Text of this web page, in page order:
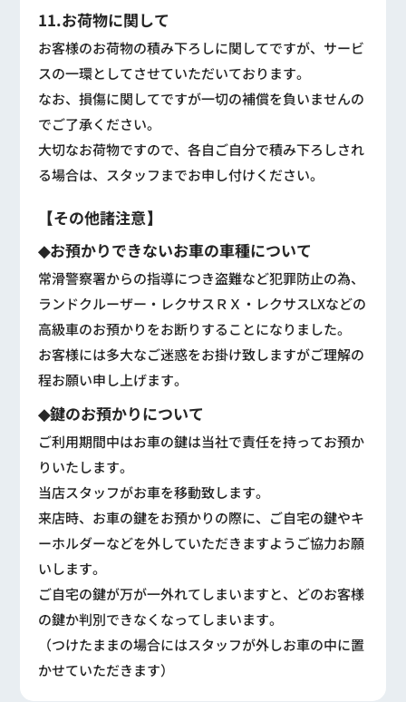
11.お荷物に関して
お客様のお荷物の積み下ろしに関してですが、サービ
スの一環としてさせていただいております。
なお、損傷に関してですが一切の補償を負いませんの
でご了承ください。
大切なお荷物ですので、各自ご自分で積み下ろしされ
る場合は、スタッフまでお申し付けください。
【その他諸注意】
◆お預かりできないお車の車種について
常滑警察署からの指導につき盗難など犯罪防止の為、
ランドクルーザー・レクサスＲＸ・レクサスLXなどの
高級車のお預かりをお断りすることになりました。
お客様には多大なご迷惑をお掛け致しますがご理解の
程お願い申し上げます。
◆鍵のお預かりについて
ご利用期間中はお車の鍵は当社で責任を持ってお預か
りいたします。
当店スタッフがお車を移動致します。
来店時、お車の鍵をお預かりの際に、ご自宅の鍵やキ
ーホルダーなどを外していただきますようご協力お願
いします。
ご自宅の鍵が万が一外れてしまいますと、どのお客様
の鍵か判別できなくなってしまいます。
（つけたままの場合にはスタッフが外しお車の中に置
かせていただきます）